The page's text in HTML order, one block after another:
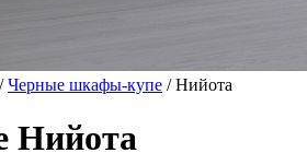
/Черные шкафы-купе / Нийота
Нийота